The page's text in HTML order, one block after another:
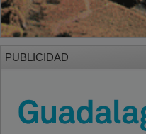
PUBLICIDAD